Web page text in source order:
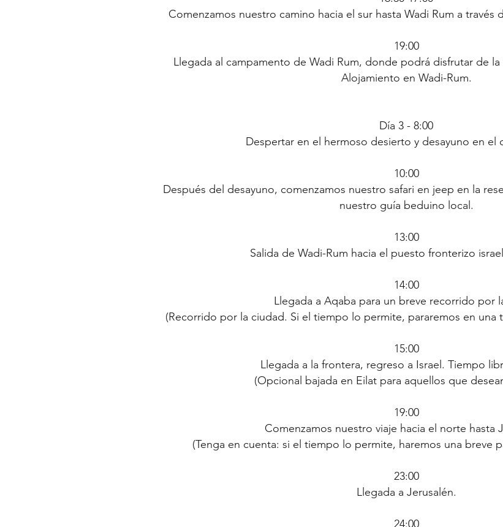
Comenzamos nuestro camino hacia el sur hasta Wadi Rum a través
19:00
Llegada al campamento de Wadi Rum, donde podrá disfrutar de
Alojamiento en Wadi-Rum.
Día 3 - 8:00
Despertar en el hermoso desierto y desayuno en el
10:00
Después del desayuno, comenzamos nuestro safari en jeep en la
nuestro guía beduino local.
13:00
Salida de Wadi-Rum hacia el puesto fronterizo
14:00
Llegada a Aqaba para un breve recorrido por
(Recorrido por la ciudad. Si el tiempo lo permite, pararemos en una
15:00
Llegada a la frontera, regreso a Israel. Tiempo
(Opcional bajada en Eilat para aquellos que
19:00
Comenzamos nuestro viaje hacia el norte hasta
(Tenga en cuenta: si el tiempo lo permite, haremos una breve
23:00
Llegada a Jerusalén.
24:00